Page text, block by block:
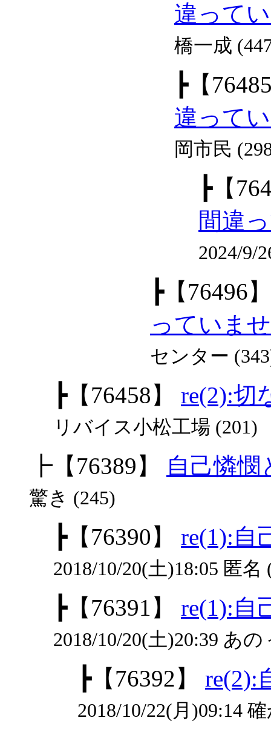
違って
橋一成
┣【
違って
岡市民
┣【
間違
2024/9/
┣【76496】
っていま
センター
┣【76458】 re(2):切
リバイス小松工場 (201)
┣ 【76389】 自己憐憫
驚き (245)
┣【76390】 re(1):自
2018/10/20(土)18:05 匿名
┣【76391】 re(1):自
2018/10/20(土)20:39 あの
┣【76392】 re(2):
2018/10/22(月)09:14